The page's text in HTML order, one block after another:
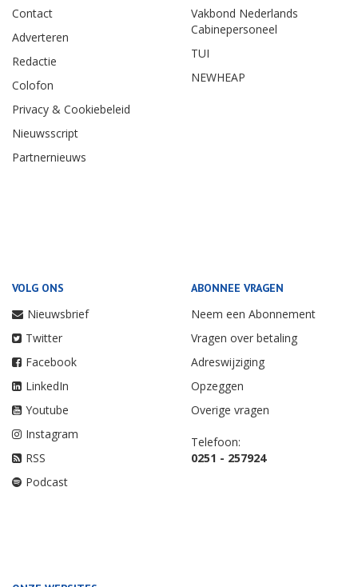
Contact
Adverteren
Redactie
Colofon
Privacy & Cookiebeleid
Nieuwsscript
Partnernieuws
Vakbond Nederlands
Cabinepersoneel
TUI
NEWHEAP
VOLG ONS
Nieuwsbrief
Twitter
Facebook
LinkedIn
Youtube
Instagram
RSS
Podcast
ABONNEE VRAGEN
Neem een Abonnement
Vragen over betaling
Adreswijziging
Opzeggen
Overige vragen
Telefoon:
0251 - 257924